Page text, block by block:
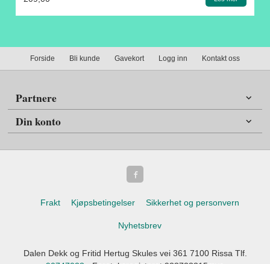
Forside Bli kunde Gavekort Logg inn Kontakt oss
Partnere
Din konto
Frakt Kjøpsbetingelser Sikkerhet og personvern
Nyhetsbrev
Dalen Dekk og Fritid Hertug Skules vei 361 7100 Rissa Tlf.